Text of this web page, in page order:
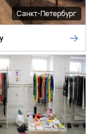
Санкт-Петербург